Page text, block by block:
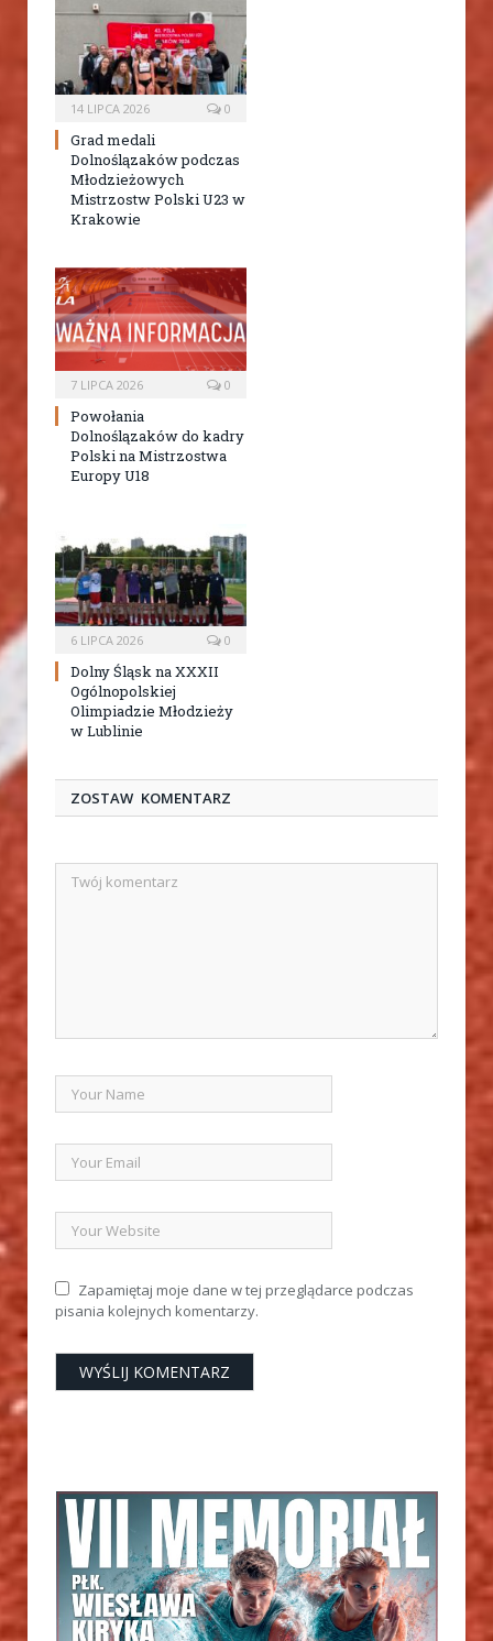
14 LIPCA 2026 0
Grad medali
Dolnoślązaków podczas
Młodzieżowych
Mistrzostw Polski U23 w
Krakowie
7 LIPCA 2026 0
Powołania
Dolnoślązaków do kadry
Polski na Mistrzostwa
Europy U18
6 LIPCA 2026 0
Dolny Śląsk na XXXII
Ogólnopolskiej
Olimpiadzie Młodzieży
w Lublinie
ZOSTAW KOMENTARZ
Zapamiętaj moje dane w tej przeglądarce podczas
pisania kolejnych komentarzy.